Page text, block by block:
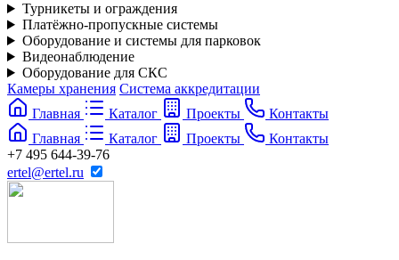
Турникеты и ограждения
Платёжно-пропускные системы
Оборудование и системы для парковок
Видеонаблюдение
Оборудование для СКС
Камеры хранения Система аккредитации
Главная
Каталог Проекты
Контакты
Главная
Каталог Проекты
Контакты
+7 495 644-39-76
ertel@ertel.ru